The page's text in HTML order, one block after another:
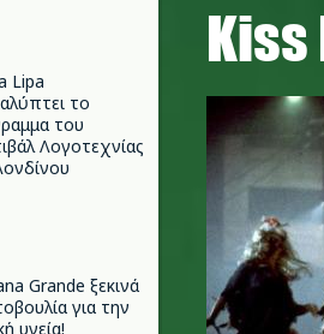
Lipa
το
του
Λογοτεχνίας
Grande ξεκινά
για την
υγεία!
Κiss